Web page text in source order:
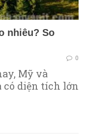
nhiêu? So
0
Mỹ và
có diện tích lớn